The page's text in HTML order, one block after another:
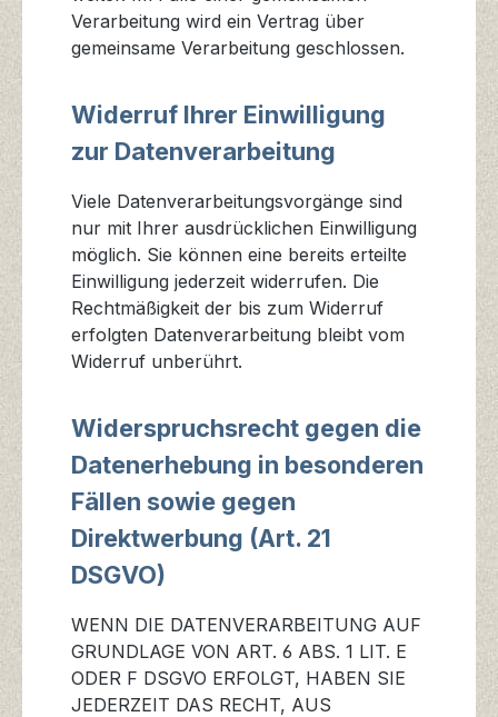
Verarbeitung wird ein Vertrag über
gemeinsame Verarbeitung geschlossen.
Widerruf Ihrer Einwilligung
zur Datenverarbeitung
Viele Datenverarbeitungsvorgänge sind
nur mit Ihrer ausdrücklichen Einwilligung
möglich. Sie können eine bereits erteilte
Einwilligung jederzeit widerrufen. Die
Rechtmäßigkeit der bis zum Widerruf
erfolgten Datenverarbeitung bleibt vom
Widerruf unberührt.
Widerspruchsrecht gegen die
Datenerhebung in besonderen
Fällen sowie gegen
Direktwerbung (Art. 21
DSGVO)
WENN DIE DATENVERARBEITUNG AUF
GRUNDLAGE VON ART. 6 ABS. 1 LIT. E
ODER F DSGVO ERFOLGT, HABEN SIE
JEDERZEIT DAS RECHT, AUS